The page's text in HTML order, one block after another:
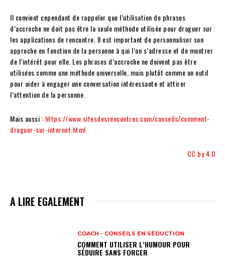
Il convient cependant de rappeler que l’utilisation de phrases
d’accroche ne doit pas être la seule méthode utilisée pour draguer sur
les applications de rencontre. Il est important de personnaliser son
approche en fonction de la personne à qui l’on s’adresse et de montrer
de l’intérêt pour elle. Les phrases d’accroche ne doivent pas être
utilisées comme une méthode universelle, mais plutôt comme un outil
pour aider à engager une conversation intéressante et attirer
l’attention de la personne.
Mais aussi : https://www.sitesdesrencontres.com/conseils/comment-
draguer-sur-internet.html
CC by 4.0
A LIRE EGALEMENT
COACH - CONSEILS EN SÉDUCTION
COMMENT UTILISER L’HUMOUR POUR
SÉDUIRE SANS FORCER